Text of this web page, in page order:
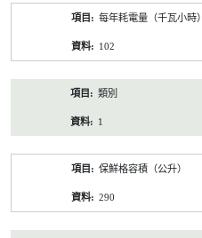
每年耗電量（千瓦小時）
102
類別
1
保鮮格容積（公升）
290